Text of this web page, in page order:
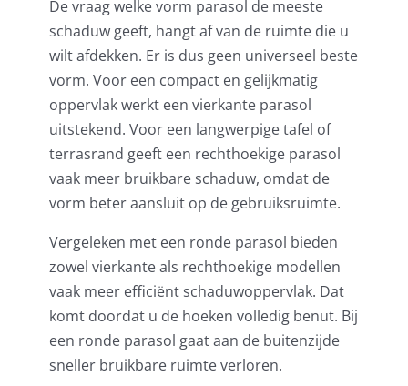
De vraag welke vorm parasol de meeste
schaduw geeft, hangt af van de ruimte die u
wilt afdekken. Er is dus geen universeel beste
vorm. Voor een compact en gelijkmatig
oppervlak werkt een vierkante parasol
uitstekend. Voor een langwerpige tafel of
terrasrand geeft een rechthoekige parasol
vaak meer bruikbare schaduw, omdat de
vorm beter aansluit op de gebruiksruimte.
Vergeleken met een ronde parasol bieden
zowel vierkante als rechthoekige modellen
vaak meer efficiënt schaduwoppervlak. Dat
komt doordat u de hoeken volledig benut. Bij
een ronde parasol gaat aan de buitenzijde
sneller bruikbare ruimte verloren.